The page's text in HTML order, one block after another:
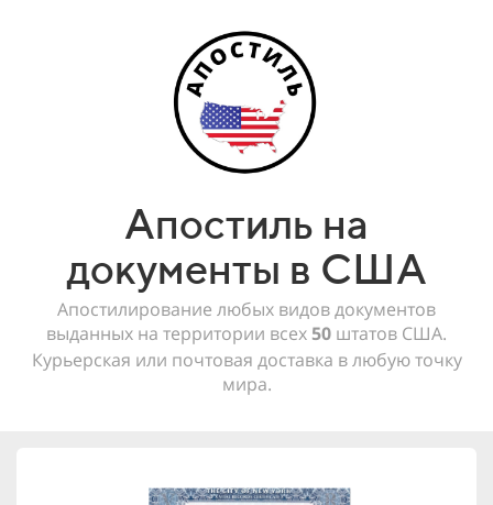
Апостиль на
документы в США
Апостилирование любых видов документов
выданных на территории всех 50 штатов США.
Курьерская или почтовая доставка в любую точку
мира.